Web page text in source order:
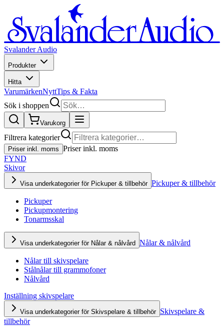
Svalander Audio
Produkter
Hitta
VarumärkenNyttTips & Fakta
Sök i shoppen
Varukorg
Filtrera kategorier
Priser inkl. moms Priser inkl. moms
FYND
Skivor
Visa underkategorier för Pickuper & tillbehör Pickuper & tillbehör
Pickuper
Pickupmontering
Tonarmsskal
Visa underkategorier för Nålar & nålvård Nålar & nålvård
Nålar till skivspelare
Stålnålar till grammofoner
Nålvård
Inställning skivspelare
Visa underkategorier för Skivspelare & tillbehör Skivspelare &
tillbehör